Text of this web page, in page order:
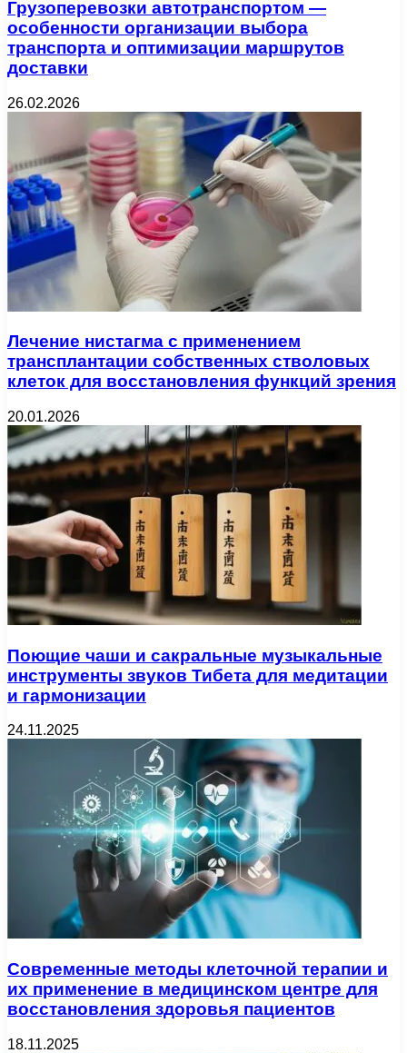
Грузоперевозки автотранспортом —
особенности организации выбора
транспорта и оптимизации маршрутов
доставки
26.02.2026
Лечение нистагма с применением
трансплантации собственных стволовых
клеток для восстановления функций зрения
20.01.2026
Поющие чаши и сакральные музыкальные
инструменты звуков Тибета для медитации
и гармонизации
24.11.2025
Современные методы клеточной терапии и
их применение в медицинском центре для
восстановления здоровья пациентов
18.11.2025